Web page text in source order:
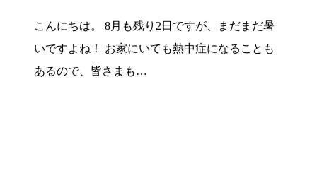
こんにちは。 8月も残り2日ですが、まだまだ暑
いですよね！ お家にいても熱中症になることも
あるので、皆さまも…